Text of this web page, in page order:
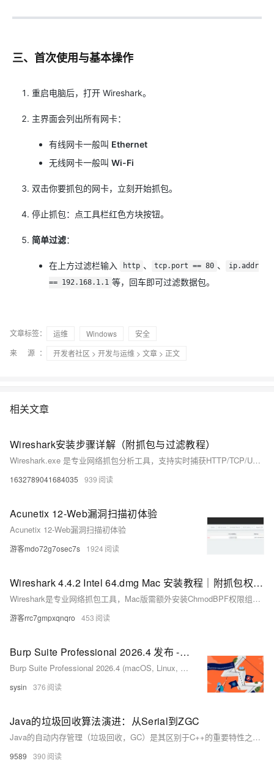
三、首次使用与基本操作
重启电脑后，打开 Wireshark。
主界面会列出所有网卡：
有线网卡一般叫 Ethernet
无线网卡一般叫 Wi-Fi
双击你要抓包的网卡，立刻开始抓包。
停止抓包：点工具栏红色方块按钮。
简单过滤：
在上方过滤栏输入 http 、 tcp.port == 80 、
ip.addr
== 192.168.1.1 等，回车即可过滤数据包。
文章标签： 运维 Windows
安全
来 源：
开发者社区 > 开发与运维 > 文章 > 正文
相关文章
Wireshark安装步骤详解（附抓包与过滤教程）
Wireshark.exe 是专业网络抓包分析工具，支持实时捕获HTTP/TCP/UDP等协议数据，助力故障排查与协议学习。需管理员权限运行，安装含NPcap驱动，首次使用选择网卡即可开始抓包。（239字）
1632789041684035 939
Acunetix 12-Web漏洞扫描初体验
Acunetix 12-Web漏洞扫描初体验
游客mdo72g7osec7s 1924
Wireshark 4.4.2 Intel 64.dmg Mac 安装教程｜附抓包权限设置
Wireshark是专业网络抓包工具，Mac版需额外安装ChmodBPF权限组件才能捕获网卡数据。本文详解五步安装流程：下载dmg、挂载后拖入应用、关键安装Install ChmodBPF.pkg（需输管理员密码）、解决“未知开发者”提示，快速完成配置。（239字）
游客rrc7gmpxqnqro 453
Burp Suite Professional 2026.4 发布 - Web 应用安全、测试和扫描
Burp Suite Professional 2026.4 (macOS, Linux, Windows) - Web 应用安全、测试和扫描
sysin 376
Java的垃圾回收算法演进：从Serial到ZGC
Java的自动内存管理（垃圾回收，GC）是其区别于C++的重要特性之一。
9589 390